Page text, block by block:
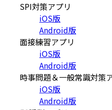
SPI対策アプリ
iOS版
Android版
面接練習アプリ
iOS版
Android版
時事問題＆一般常識対策
iOS版
Android版